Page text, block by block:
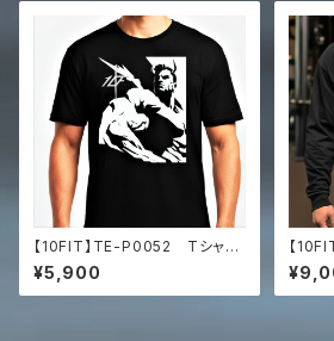
【10FIT】TE-P0052 Tシャ
ツ トレーニング 筋トレ ユ
ニセックス ビッグシルエット Tシ
ャツ マッスルアート
¥5,900
【
トレ
ツ